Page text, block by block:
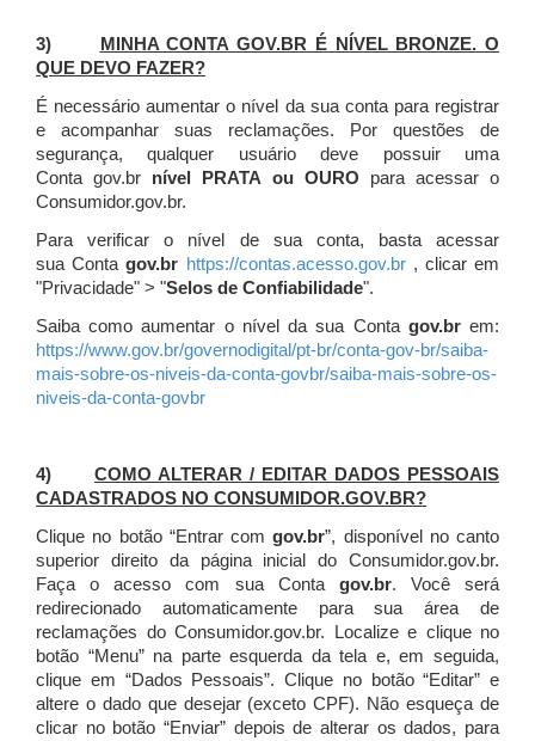
3)
MINHA CONTA GOV.BR É NÍVEL BRONZE. O
QUE DEVO FAZER?
É necessário aumentar o nível da sua conta para registrar
e acompanhar suas reclamações. Por questões de
segurança, qualquer usuário deve possuir uma
Conta gov.br nível PRATA ou OURO para acessar o
Consumidor.gov.br.
Para verificar o nível de sua conta, basta acessar
sua Contagov.br https://contas.acesso.gov.br, clicar em
"Privacidade" > "Selos de Confiabilidade".
Saiba como aumentar o nível da sua Conta gov.brem:
https://www.gov.br/governodigital/pt-br/conta-gov-br/saiba-
mais-sobre-os-niveis-da-conta-govbr/saiba-mais-sobre-os-
niveis-da-conta-govbr
4) COMO ALTERAR / EDITAR DADOS PESSOAIS
CADASTRADOS NO CONSUMIDOR.GOV.BR?
Clique no botão “Entrar comgov.br”, disponível no canto
superior direito da página inicial do Consumidor.gov.br.
Faça o acesso com sua Conta gov.br. Você será
redirecionado automaticamente para sua área de
reclamações do Consumidor.gov.br.
Localize e clique no
botão “Menu” na parte esquerda da tela e, em seguida,
clique em “Dados Pessoais”. Clique no botão “Editar” e
altere o dado que desejar (exceto CPF). Não esqueça de
clicar no botão “Enviar” depois de alterar os dados, para